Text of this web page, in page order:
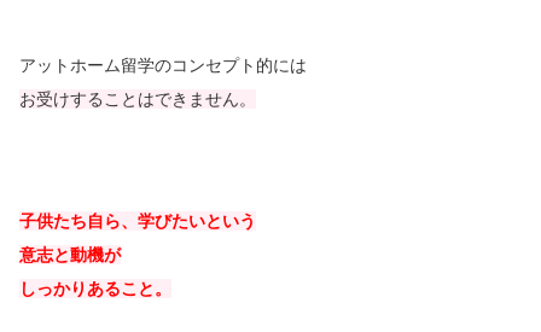
アットホーム留学のコンセプト的には
お受けすることはできません。
子供たち自ら、学びたいという
意志と動機が
しっかりあること。